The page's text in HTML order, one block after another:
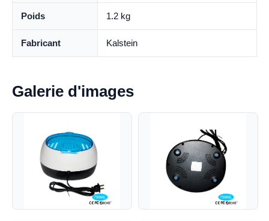
Poids 1.2 kg
Fabricant Kalstein
Galerie d'images